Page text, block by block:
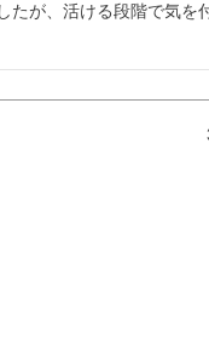
が、活ける段階で気を